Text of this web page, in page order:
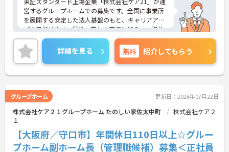
営するグループホームでの募集です。全国に事業所
を展開する安定した法人基盤のもと、キャリアアッ
プを目指せます。昇給・賞与の実績に加え、お誕生
日プレゼントや各種割引が利用できる組合制度な
ど、手厚い福利厚生も魅力。定年制を撤廃している
ため、腰を据えて長くご活躍いただけます。これま
での経験を活かして施設運営や人材育成に挑戦した
い方、チームで何かを創り上げるのが好きな方にお
すので、お気軽にお問い合わせください。
詳細を見る 無料 紹介してもらう
グループホーム 更新日：2026年07月22日
株式会社ケア２１グループホーム たのしい家佐太中町
株式会社ケア２
１
【大阪府／守口市】年間休日110日以上☆グルー
プホーム副ホーム長（管理職候補）募集＜正社員